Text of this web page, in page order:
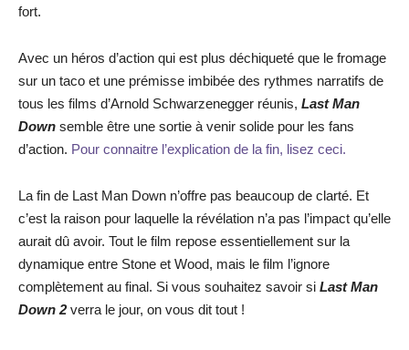
fort.
Avec un héros d’action qui est plus déchiqueté que le fromage
sur un taco et une prémisse imbibée des rythmes narratifs de
tous les films d’Arnold Schwarzenegger réunis, Last Man
Down semble être une sortie à venir solide pour les fans
d’action. Pour connaitre l’explication de la fin, lisez ceci.
La fin de Last Man Down n’offre pas beaucoup de clarté. Et
c’est la raison pour laquelle la révélation n’a pas l’impact qu’elle
aurait dû avoir. Tout le film repose essentiellement sur la
dynamique entre Stone et Wood, mais le film l’ignore
complètement au final. Si vous souhaitez savoir si Last Man
Down 2verra le jour, on vous dit tout !